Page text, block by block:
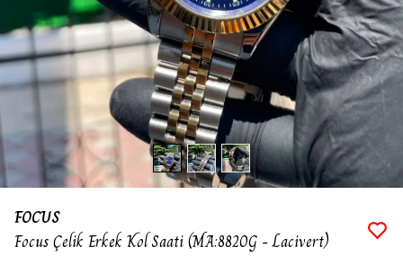
FOCUS
Focus Çelik Erkek Kol Saati (MA:8820G - Lacivert)